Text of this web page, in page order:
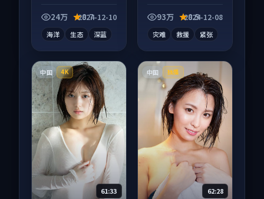
别错过，字幕区常有
24万 8.7
2024-12-10
海洋 生态 深蓝
93万
8.5
2024-12-08
灾难 救援 紧张
中国 4K
61:33
中国 独播
62:28